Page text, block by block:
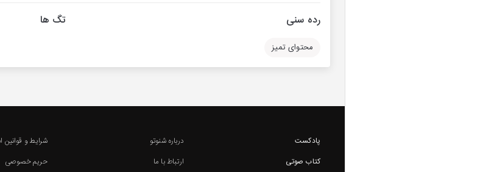
رده سنی
محتوای تمیز
تگ ها
پادکست
کتاب صوتی
درباره شنوتو
ارتباط با ما
شرایط و قوانین
حریم خصوصی